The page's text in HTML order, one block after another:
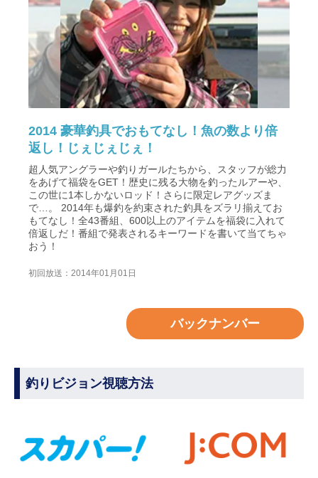
2014 豪華釣具でおもてなし！魚の数より倍
返し！じぇじぇじぇ！
超人気アングラーや釣りガールたちから、スタッフが総力
をあげて福袋をGET！歴史に残る大物を釣ったルアーや、
この世に1本しかないロッド！さらに限定レアグッズま
で…。 2014年も爆釣を約束された釣具をズラリ揃えてお
もてなし！全43番組、600以上のアイテムを福袋に入れて
倍返しだ！番組で発表されるキーワードを書いて当てちゃ
おう！
初回放送：2014年01月01日
バックナンバー
釣りビジョン視聴方法